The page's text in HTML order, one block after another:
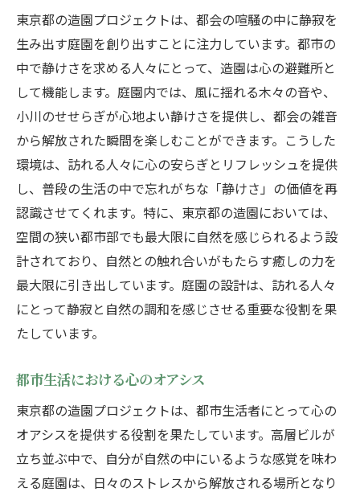
東京都の造園プロジェクトは、都会の喧騒の中に静寂を
生み出す庭園を創り出すことに注力しています。都市の
中で静けさを求める人々にとって、造園は心の避難所と
して機能します。庭園内では、風に揺れる木々の音や、
小川のせせらぎが心地よい静けさを提供し、都会の雑音
から解放された瞬間を楽しむことができます。こうした
環境は、訪れる人々に心の安らぎとリフレッシュを提供
し、普段の生活の中で忘れがちな「静けさ」の価値を再
認識させてくれます。特に、東京都の造園においては、
空間の狭い都市部でも最大限に自然を感じられるよう設
計されており、自然との触れ合いがもたらす癒しの力を
最大限に引き出しています。庭園の設計は、訪れる人々
にとって静寂と自然の調和を感じさせる重要な役割を果
たしています。
都市生活における心のオアシス
東京都の造園プロジェクトは、都市生活者にとって心の
オアシスを提供する役割を果たしています。高層ビルが
立ち並ぶ中で、自分が自然の中にいるような感覚を味わ
える庭園は、日々のストレスから解放される場所となり